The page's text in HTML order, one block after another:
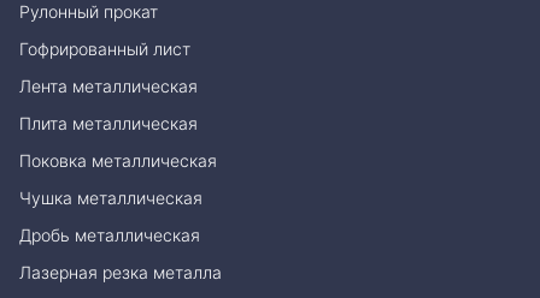
Рулонный прокат
Гофрированный лист
Лента металлическая
Плита металлическая
Поковка металлическая
Чушка металлическая
Дробь металлическая
Лазерная резка металла